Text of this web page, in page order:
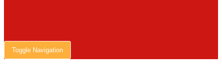
Toggle Navigation